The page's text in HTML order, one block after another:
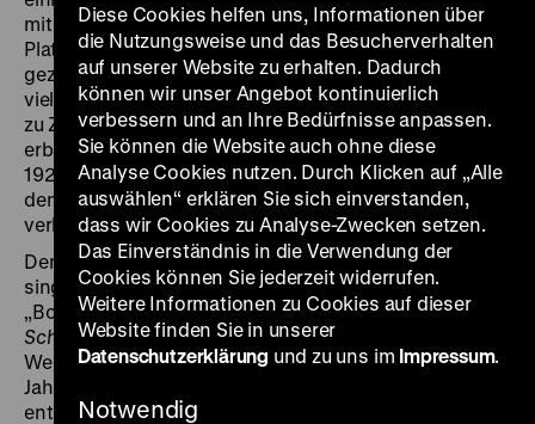
mit dem alten Berlin vertraut. Am Rosa-Luxemburg-
Platz versuchen sie, eine von Zille fotografierte und
gezeichnete Eckkneipe im Stadtbild zu lokalisieren. In
vielen Einstellungen sieht Ost-Berlin noch so aus wie
zu Zilles Zeiten. Eine ältere Frau erzählt von den
erbärmlichen Lebens- und Wohnverhältnissen in den
1920er Jahren mit Kellerwohnungen und Toiletten auf
dem Hinterhof. Damals war das Spielen auf dem Hof
verboten; heute feiern Kinder dort ein buntes Fest.
Der Berliner Schauspieler Jaecki Schwarz plaudert und
singt sich durch Geschichte und Gegenwart des
„Boulevard des Nordens“. In Links und rechts der
Schönhauser(1983) führt er vom Wasserturm in tiefe
Weinkeller, vom Prater zu Konnopke und vom
Jahnsportpark zum Jüdischen Friedhof. Von
entkernten Hinterhöfen am Arnimplatz geht es über
Diese Cookies helfen uns, Informationen über
die Nutzungsweise und das Besucherverhalten
auf unserer Website zu erhalten. Dadurch
können wir unser Angebot kontinuierlich
verbessern und an Ihre Bedürfnisse anpassen.
Sie können die Website auch ohne diese
Analyse Cookies nutzen. Durch Klicken auf „Alle
auswählen“ erklären Sie sich einverstanden,
dass wir Cookies zu Analyse-Zwecken setzen.
Das Einverständnis in die Verwendung der
Cookies können Sie jederzeit widerrufen.
Weitere Informationen zu Cookies auf dieser
Website finden Sie in unserer
Datenschutzerklärung und zu uns im Impressum.
Notwendig